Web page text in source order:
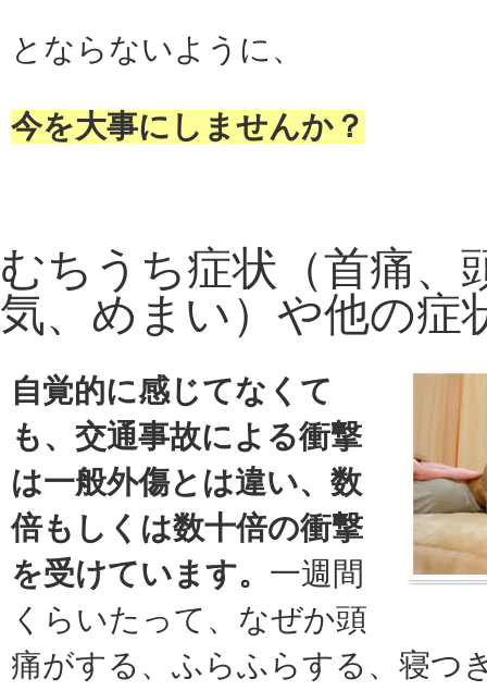
とならないように、
今を大事にしませんか？
むちうち症状（首痛、
気、めまい）や他の症
自覚的に感じてなくて
も、交通事故による衝撃
は一般外傷とは違い、数
倍もしくは数十倍の衝撃
を受けています。 一週間
くらいたって、なぜか頭
痛がする、ふらふらする、寝つ